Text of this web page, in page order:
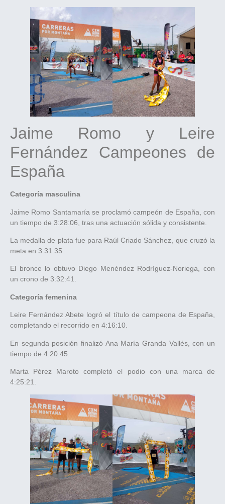
Jaime Romo y Leire
Fernández Campeones de
España
Categoría masculina
Jaime Romo Santamaría se proclamó campeón de España, con
un tiempo de 3:28:06, tras una actuación sólida y consistente.
La medalla de plata fue para Raúl Criado Sánchez, que cruzó la
meta en 3:31:35.
El bronce lo obtuvo Diego Menéndez Rodríguez-Noriega, con
un crono de 3:32:41.
Categoría femenina
Leire Fernández Abete logró el título de campeona de España,
completando el recorrido en 4:16:10.
En segunda posición finalizó Ana María Granda Vallés, con un
tiempo de 4:20:45.
Marta Pérez Maroto completó el podio con una marca de
4:25:21.